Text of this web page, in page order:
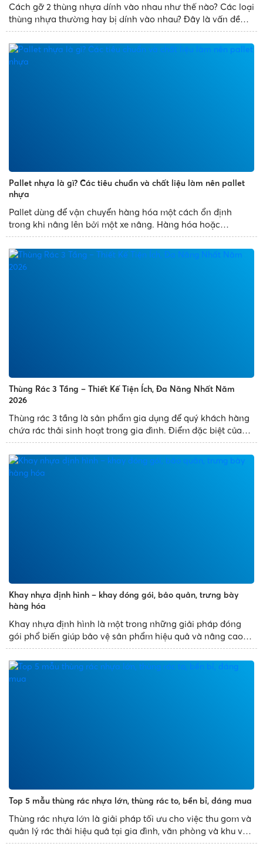
Cách gỡ 2 thùng nhựa dính vào nhau như thế nào? Các loại
thùng nhựa thường hay bị dính vào nhau? Đây là vấn đề
thường gặp phải của mọi người. Để giúp bạn xử lý sự cố
trên một cách dễ dàng, Nhựa Phát Thành chia sẻ bài...
Pallet nhựa là gì? Các tiêu chuẩn và chất liệu làm nên pallet
nhựa
Pallet dùng để vận chuyển hàng hóa một cách ổn định
trong khi nâng lên bởi một xe nâng. Hàng hóa hoặc
container vận chuyển thường được đặt trên pallet được
đảm bảo khi vận chuyển. Kể từ khi pallet được ra đời, việc
sử dụng nó thay thế...
Thùng Rác 3 Tầng – Thiết Kế Tiện Ích, Đa Năng Nhất Năm
2026
Thùng rác 3 tầng là sản phẩm gia dụng để quý khách hàng
chứa rác thải sinh hoạt trong gia đình. Điểm đặc biệt của
sản phẩm là thùng rác thiết kế 3 ngăn, có nhiều diện tích
chứa đựng rác và mang đến tiện ích cho quý khách...
Khay nhựa định hình – khay đóng gói, bảo quản, trưng bày
hàng hóa
Khay nhựa định hình là một trong những giải pháp đóng
gói phổ biến giúp bảo vệ sản phẩm hiệu quả và nâng cao
tính thẩm mỹ. Với thiết kế đa dạng, sản xuất theo khuôn
mẫu có sẵn, khay nhựa định hình mang đến những sản
phẩm đẹp...
Top 5 mẫu thùng rác nhựa lớn, thùng rác to, bền bỉ, đáng mua
Thùng rác nhựa lớn là giải pháp tối ưu cho việc thu gom và
quản lý rác thải hiệu quả tại gia đình, văn phòng và khu vực
công cộng. Với thiết kế bền bỉ, dung tích đa dạng và tính